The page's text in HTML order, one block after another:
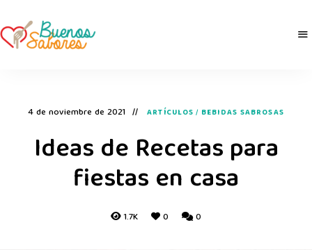
4 de noviembre de 2021 ARTÍCULOS / BEBIDAS SABROSAS
Ideas de Recetas para
fiestas en casa
1.7K 0 0